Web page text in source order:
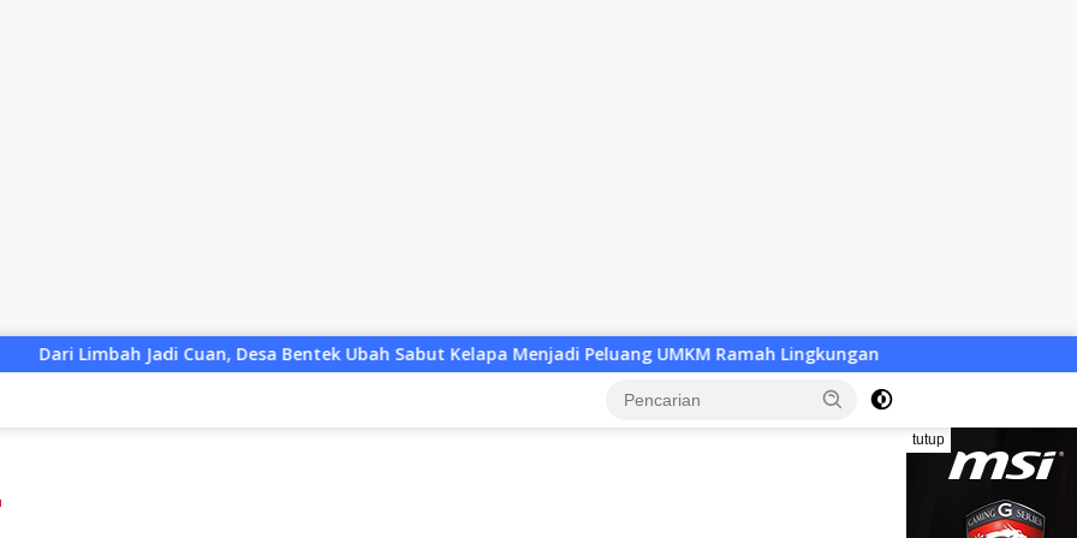
Bentek Ubah Sabut Kelapa Menjadi Peluang UMKM Ramah Lingkungan Desa Baru Tak Lagi Sekadar Wacana,
tutup